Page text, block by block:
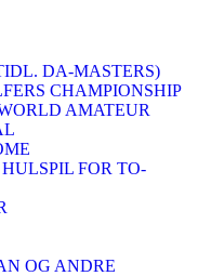
DA-MASTERS)
CHAMPIONSHIP
AMATEUR
FOR TO-
OG ANDRE